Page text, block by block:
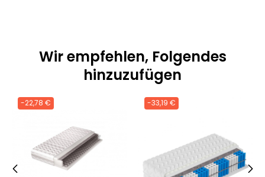
Wir empfehlen, Folgendes
hinzuzufügen
-22,78 € -33,19 €